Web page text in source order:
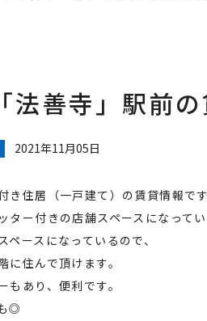
法善寺」駅前の
2021年11月05日
き住居（一戸建て）の賃貸情報です
ター付きの店舗スペースになってい
ペースになっているので、
に住んで頂けます。
もあり、便利です。
◎